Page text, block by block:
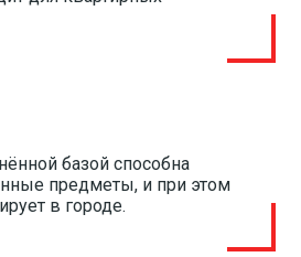
базой способна
предметы, и при этом
в городе.